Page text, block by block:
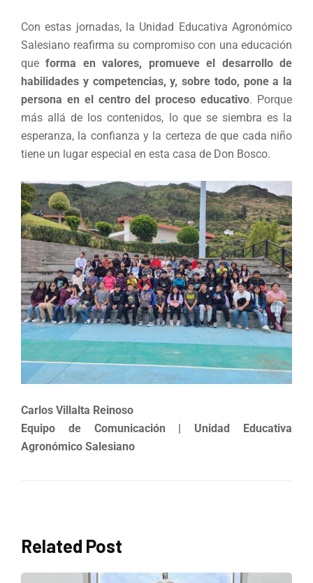
Con estas jornadas, la Unidad Educativa Agronómico
Salesiano reafirma su compromiso con una educación
queforma en valores, promueve el desarrollo de
habilidades y competencias, y, sobre todo, pone a la
persona en el centro del proceso educativo. Porque
más allá de los contenidos, lo que se siembra es la
esperanza, la confianza y la certeza de que cada niño
tiene un lugar especial en esta casa de Don Bosco.
Carlos Villalta Reinoso
Equipo de Comunicación | Unidad Educativa
Agronómico Salesiano
Related Post